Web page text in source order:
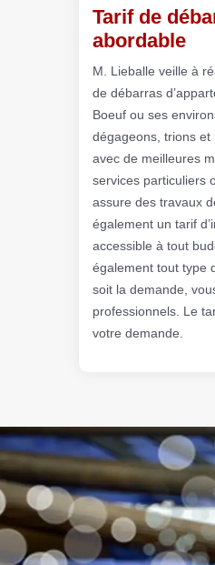
Tarif de
abordable
M. Lieballe veille à
de débarras
Boeuf ou ses
dégageons, trions
avec de meilleures
services particuliers
assure des travaux
également un tarif
accessible à tout
également tout type
soit la demande,
professionnels. Le
votre demande.